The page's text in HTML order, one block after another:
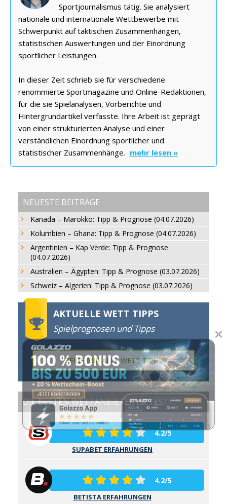
Sportjournalismus tätig. Sie analysiert
nationale und internationale Wettbewerbe mit
Schwerpunkt auf taktischen Zusammenhängen,
statistischen Auswertungen und der Einordnung
sportlicher Leistungen.
In dieser Zeit schrieb sie für verschiedene
renommierte Sportmagazine und Online-Redaktionen,
für die sie Spielanalysen, Vorberichte und
Hintergrundartikel verfasste. Ihre Arbeit ist geprägt
von einer strukturierten Analyse und einer
verständlichen Einordnung sportlicher und
statistischer Zusammenhänge. mehr lesen »
NEUESTE BEITRÄGE
Kanada – Marokko: Tipp & Prognose (04.07.2026)
Kolumbien – Ghana: Tipp & Prognose (04.07.2026)
Argentinien – Kap Verde: Tipp & Prognose
(04.07.2026)
Australien – Ägypten: Tipp & Prognose (03.07.2026)
Schweiz – Algerien: Tipp & Prognose (03.07.2026)
AKTUELLE WETT TIPPS
Spielprognosen und Tipps
ZEIGE MIR ALLE WETT TIPPS
DIE BESTEN WETTANBIETER IM TEST
4.2/5
SUPABET ERFAHRUNGEN
4.2/5
BETISTA ERFAHRUNGEN